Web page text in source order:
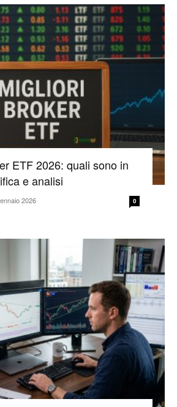
ETF 2026: quali sono in
e analisi
2026 0